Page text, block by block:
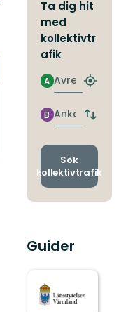
Ta dig hit
med
kollektivtr
afik
Avresa
A
Hitta
Ankomst
B
Byt
och
Sök
kollektivtrafik
Guider